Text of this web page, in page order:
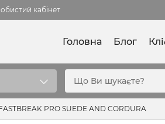
кабінет
Головна Блог
PRO SUEDE AND CORDURA